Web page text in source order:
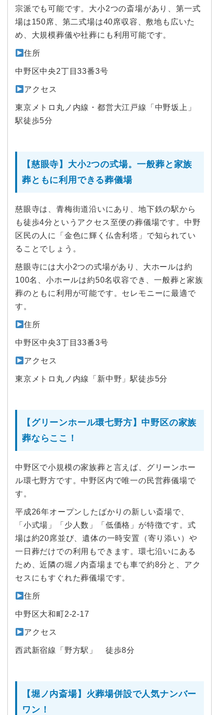
宗派でも可能です。大小2つの斎場があり、第一式
場は150席、第二式場は40席収容、敷地も広いた
め、大規模葬儀や社葬にも利用可能です。
住所
中野区中央2丁目33番3号
アクセス
東京メトロ丸ノ内線・都営大江戸線「中野坂上」
駅徒歩5分
【慈眼寺】大小2つの式場。一般葬と家族
葬ともに利用できる葬儀場
慈眼寺は、青梅街道沿いにあり、地下鉄の駅から
も徒歩4分というアクセス至便の葬儀場です。中野
区民の人に「金色に輝く仏舎利塔」で知られてい
ることでしょう。
慈眼寺には大小2つの式場があり、大ホールは約
100名、小ホールは約50名収容でき、一般葬と家族
葬のともに利用が可能です。セレモニーに最適で
す。
住所
中野区中央3丁目33番3号
アクセス
東京メトロ丸ノ内線「新中野」駅徒歩5分
【グリーンホール環七野方】中野区の家族
葬ならここ！
中野区で小規模の家族葬と言えば、グリーンホー
ル環七野方です。中野区内で唯一の民営葬儀場で
す。
平成26年オープンしたばかりの新しい斎場で、
「小式場」「少人数」「低価格」が特徴です。式
場は約20席並び、遺体の一時安置（寄り添い）や
一日葬だけでの利用もできます。環七沿いにある
ため、近隣の堀ノ内斎場までも車で約8分と、アク
セスにもすぐれた葬儀場です。
住所
中野区大和町2-2-17
アクセス
西武新宿線「野方駅」 徒歩8分
【堀ノ内斎場】火葬場併設で人気ナンバー
ワン！